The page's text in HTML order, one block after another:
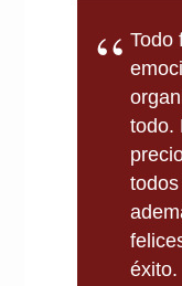
Todo
todo.
éxito.